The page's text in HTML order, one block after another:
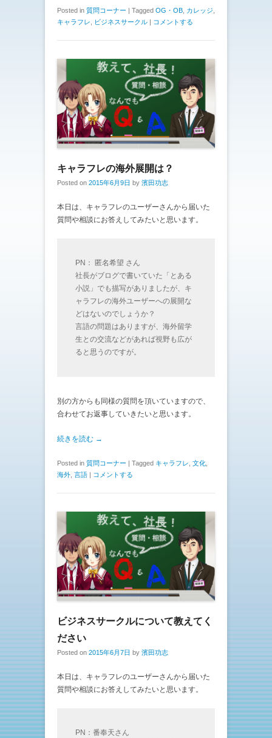
Posted in 質問コーナー | Tagged OG・OB カレッジ
キャラフレ
ビジネスサークル | コメントする
キャラフレの海外展開は？
Posted on 2015年6月9日 by 濱田功志
本日は、キャラフレのユーザーさんから届いた
質問や相談にお答えしてみたいと思います。
PN： 匿名希望 さん
社長がブログで書いていた「とある
小説」でも描写がありましたが、キ
ャラフレの海外ユーザーへの展開な
どはないのでしょうか？
言語の問題はありますが、海外留学
生との交流などがあれば視野も広が
ると思うのですが。
別の方からも同様の質問を頂いていますので、
合わせてお返事していきたいと思います。
続きを読む →
Posted in 質問コーナー | Tagged キャラフレ 文化
海外 言語 | コメントする
ビジネスサークルについて教えてく
ださい
Posted on 2015年6月7日 by 濱田功志
本日は、キャラフレのユーザーさんから届いた
質問や相談にお答えしてみたいと思います。
PN：番奉天さん